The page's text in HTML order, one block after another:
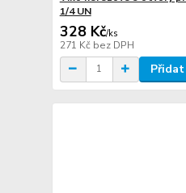
1/4 UN
328 Kč/ks
271 Kč bez DPH